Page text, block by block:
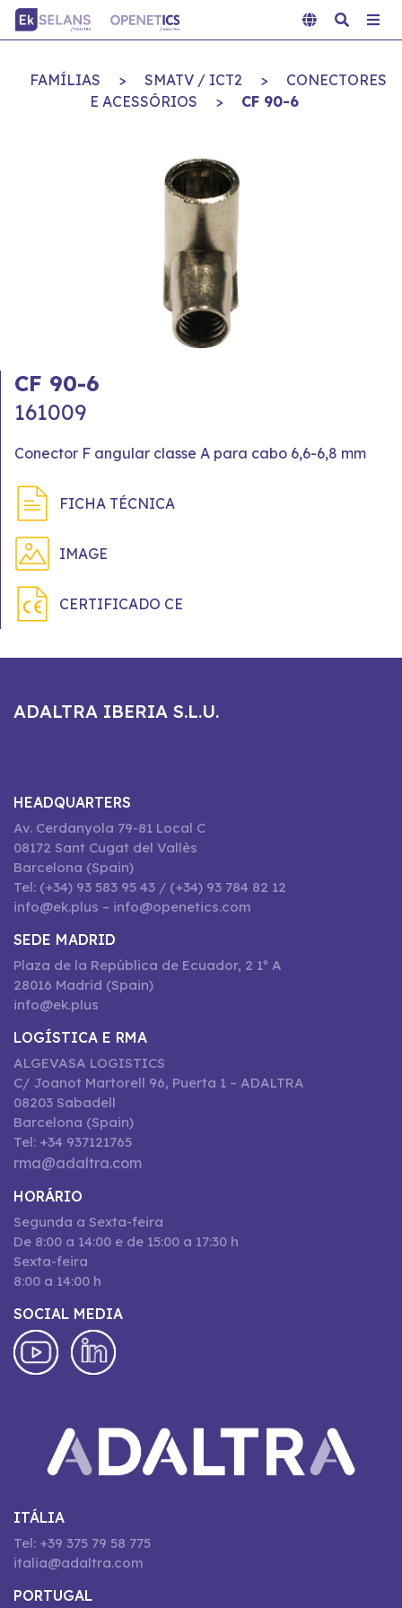
FAMÍLIAS > SMATV / ICT2 >
CONECTORES
E ACESSÓRIOS
> CF 90-6
CF 90-6
161009
Conector F angular classe A para cabo 6,6-6,8 mm
FICHA TÉCNICA
IMAGE
CERTIFICADO CE
ADALTRA IBERIA S.L.U.
HEADQUARTERS
Av. Cerdanyola 79-81 Local C
08172 Sant Cugat del Vallès
Barcelona (Spain)
Tel: (+34) 93 583 95 43 / (+34) 93 784 82 12
info@ek.plus – info@openetics.com
SEDE MADRID
Plaza de la República de Ecuador, 2 1º A
28016 Madrid (Spain)
info@ek.plus
LOGÍSTICA E RMA
ALGEVASA LOGISTICS
C/ Joanot Martorell 96, Puerta 1 – ADALTRA
08203 Sabadell
Barcelona (Spain)
Tel: +34 937121765
rma@adaltra.com
HORÁRIO
Segunda a Sexta-feira
De 8:00 a 14:00 e de 15:00 a 17:30 h
Sexta-feira
8:00 a 14:00 h
SOCIAL MEDIA
ITÁLIA
Tel: +39 375 79 58 775
italia@adaltra.com
PORTUGAL